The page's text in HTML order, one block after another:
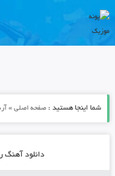
شما اینجا هستید : صفحه اصلی»
دانلود آهنگ